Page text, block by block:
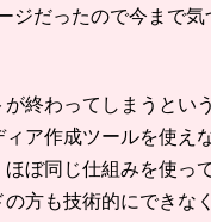
ジだったので今まで気
が終わってしまうとい
ア作成ツールを使え
ほぼ同じ仕組みを使っ
の方も技術的にできな